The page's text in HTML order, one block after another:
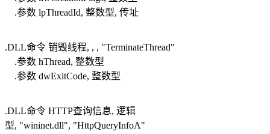
.参数 lpThreadId, 整数型, 传址
.DLL命令 销毁线程, , , "TerminateThread"
.参数 hThread, 整数型
.参数 dwExitCode, 整数型
.DLL命令 HTTP查询信息, 逻辑
型, "wininet.dll", "HttpQueryInfoA"